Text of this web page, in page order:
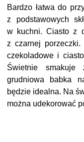
Bardzo łatwa do
z podstawowych
w kuchni. Ciasto z
z czarnej
czekoladowe i
Świetnie
grudniowa babka
będzie idealna. Na
można udekorować